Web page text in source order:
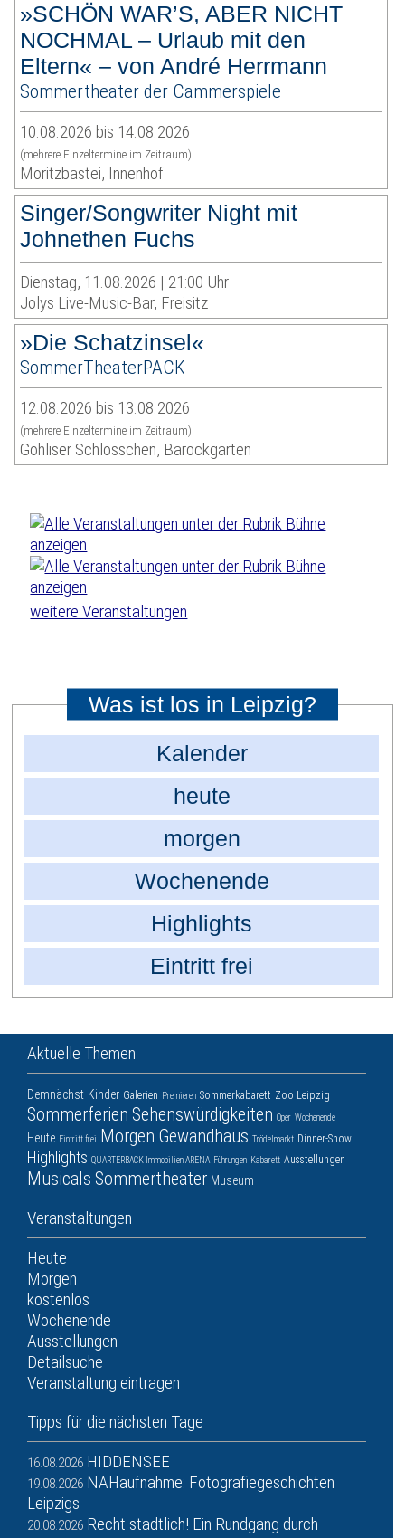
»SCHÖN WAR’S, ABER NICHT
NOCHMAL – Urlaub mit den
Eltern« – von André Herrmann
Sommertheater der Cammerspiele
10.08.2026 bis 14.08.2026
(mehrere Einzeltermine im Zeitraum)
Moritzbastei, Innenhof
Singer/Songwriter Night mit
Johnethen Fuchs
Dienstag, 11.08.2026 | 21:00 Uhr
Jolys Live-Music-Bar, Freisitz
»Die Schatzinsel«
SommerTheaterPACK
12.08.2026 bis 13.08.2026
(mehrere Einzeltermine im Zeitraum)
Gohliser Schlösschen, Barockgarten
weitere Veranstaltungen
Was ist los in Leipzig?
Kalender
heute
morgen
Wochenende
Highlights
Eintritt frei
Aktuelle Themen
Demnächst Kinder Galerien Premieren Sommerkabarett Zoo Leipzig
Sommerferien Sehenswürdigkeiten Oper Wochenende
Heute Eintritt frei Morgen Gewandhaus Trödelmarkt Dinner-Show
Highlights QUARTERBACK Immobilien ARENA Führungen Kabarett Ausstellungen
Musicals Sommertheater Museum
Veranstaltungen
Heute
Morgen
kostenlos
Wochenende
Ausstellungen
Detailsuche
Veranstaltung eintragen
Tipps für die nächsten Tage
16.08.2026 HIDDENSEE
19.08.2026 NAHaufnahme: Fotografiegeschichten
Leipzigs
20.08.2026 Recht stadtlich! Ein Rundgang durch